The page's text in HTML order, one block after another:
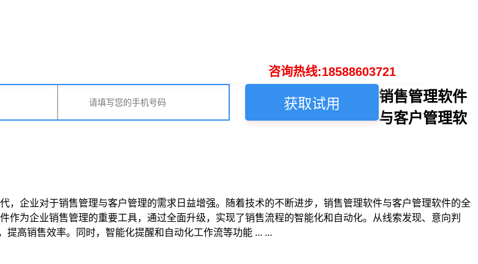
咨询热线:18588603721
获取试用
销售管理软件
与客户管理软
企业对于销售管理与客户管理的需求日益增强。随着技术的不断进步，销售管理软件与客户管理软件的全
为企业销售管理的重要工具，通过全面升级，实现了销售流程的智能化和自动化。从线索发现、意向判
高销售效率。同时，智能化提醒和自动化工作流等功能 ... ...